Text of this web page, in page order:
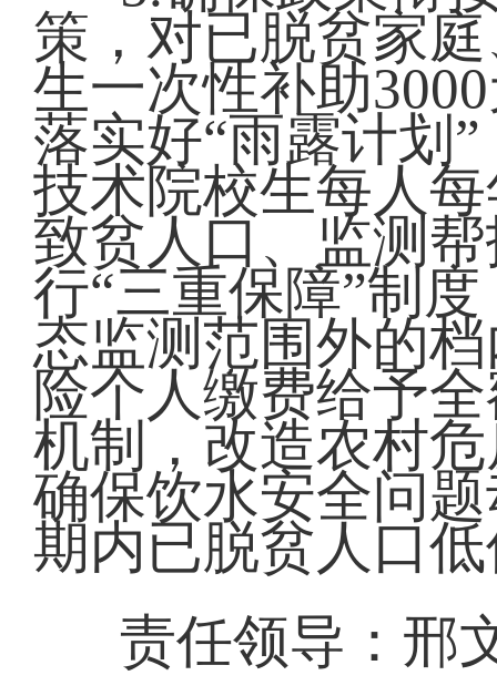
策，对已脱贫家
生一次性补助
落实好“雨露计划
技术院校生每人
致贫人口、监测
行“三重保障”制
态监测范围外的
险个人缴费给予
机制，改造农村
确保饮水安全问
期内已脱贫人口
责任领导：邢